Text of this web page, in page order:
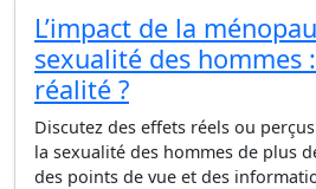
L’impact de la
sexualité des hommes
réalité ?
Discutez des effets réels ou
la sexualité des hommes de plus
des points de vue et des